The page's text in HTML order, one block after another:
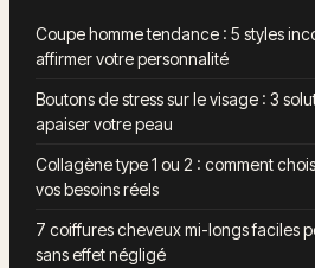
Coupe homme tendance : 5 styles
affirmer votre personnalité
Boutons de stress sur le visage : 3
apaiser votre peau
Collagène type 1 ou 2 : comment
vos besoins réels
7 coiffures cheveux mi-longs faciles
sans effet négligé